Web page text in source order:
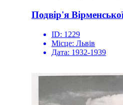
Подвір'я
ID: 1229
Місце: Львів
Дата: 1932-1939